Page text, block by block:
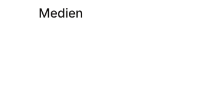
Medien